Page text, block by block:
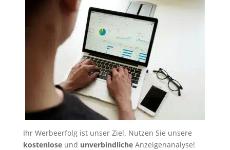
Ihr Werbeerfolg ist unser Ziel. Nutzen Sie unsere
kostenloseund unverbindlicheAnzeigenanalyse!